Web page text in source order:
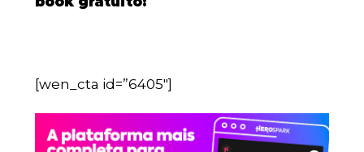
[wen_cta id=”6405″]